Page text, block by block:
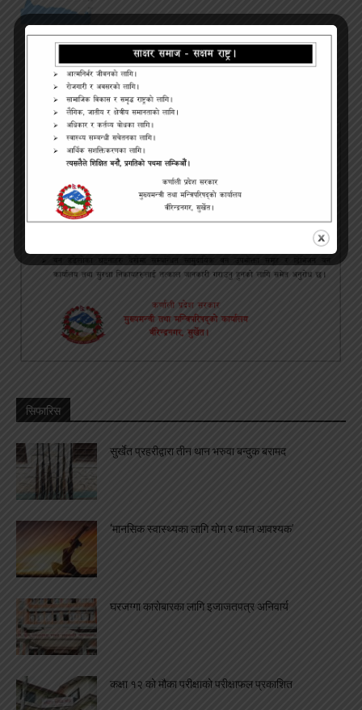
सिफारिस
सुर्खेत प्रहरीद्वारा तीन थान भरुवा बन्दुक बरामद
‘मानसिक स्वास्थ्यका लागि योग र ध्यान आवश्यक’
घरजग्गा कारोबारका लागि इजाजतपत्र अनिवार्य
कक्षा १२ को मौका परीक्षाको परीक्षाफल प्रकाशित